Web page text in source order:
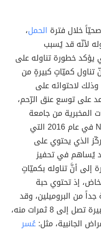
خلال فترة الحمل،
لأنّه قد يُسبب
يؤكد خطورة تناوله على
تناول كميّاتٍ كبيرةٍ من
لاحتوائه على
على توسع عنق الرّحم،
المخبرية من جامعة
National University of Singapore في عام 2016 التي
الذي يحتوي على
قد يُساهم في تحفيز
إلى أنَّ تناوله بكميّاتٍ
إذ تحتوي حبة
من البروميلين، وقد
يظهر تأثيره عند تناوله بكميّاتٍ كبيرة تصل إلى 8 ثمرات منه،
الجانبية، مثل:عُسر